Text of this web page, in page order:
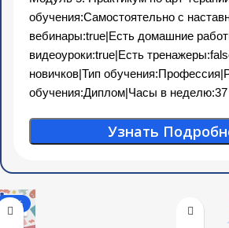
обучения:Самостоятельно с
вебинары:true|Есть домашние
видеоуроки:true|Есть
новичков|Тип
обучения:Диплом|Часы в неделю:37
Узнать
-31%